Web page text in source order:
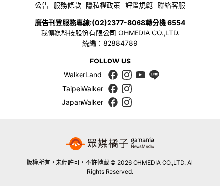
公告 服務條款 隱私權政策 評鑑規範 聯絡客服
廣告刊登服務專線:(02)2377-8068轉分機 6554
我傳媒科技股份有限公司 OHMEDIA CO.,LTD.
統編：82884789
FOLLOW US
WalkerLand
TaipeiWalker
JapanWalker
版權所有，未經許可，不許轉載 © 2026 OHMEDIA CO.,LTD. All
Rights Reserved.